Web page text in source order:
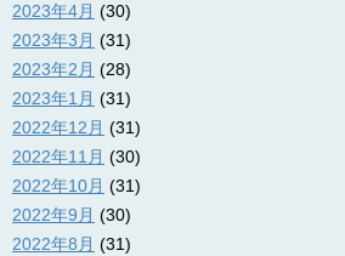
2023年4月 (30)
2023年3月 (31)
2023年2月 (28)
2023年1月 (31)
2022年12月 (31)
2022年11月 (30)
2022年10月 (31)
2022年9月 (30)
2022年8月 (31)